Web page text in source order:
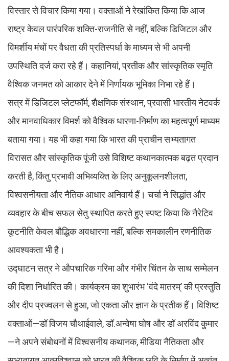
विस्तार से विचार किया गया। वक्ताओं ने रेखांकित किया कि आज
राष्ट्र केवल पारंपरिक शक्ति-राजनीति से नहीं, बल्कि डिजिटल और
विमर्शीय मंचों पर वैधता की प्रतिस्पर्धा के माध्यम से भी अपनी
उपस्थिति दर्ज करा रहे हैं। कहानियां, प्रतीक और सांस्कृतिक स्मृति
वैश्विक जनमत को आकार देने में निर्णायक भूमिका निभा रहे हैं।
सत्र में डिजिटल प्लेटफॉर्म, शैक्षणिक संस्थान, प्रवासी भारतीय नेटवर्क
और मानवाधिकार विमर्श को वैश्विक धारणा-निर्माण का महत्वपूर्ण माध्यम
बताया गया। यह भी कहा गया कि भारत की प्राचीन सभ्यतागत
विरासत और सांस्कृतिक पूंजी उसे विशिष्ट कथानकात्मक बढ़त प्रदान
करती है, किंतु प्रभावी अभिव्यक्ति के लिए अनुकूलनशीलता,
विश्वसनीयता और नैतिक आधार अनिवार्य हैं। चर्चा ने सिद्धांत और
व्यवहार के बीच सफल सेतु स्थापित करते हुए स्पष्ट किया कि नैरेटिव
कूटनीति केवल बौद्धिक अवधारणा नहीं, बल्कि समकालीन रणनीतिक
आवश्यकता भी है।
उद्घाटन सत्र ने औपचारिक गरिमा और गंभीर चिंतन के साथ सम्मेलन
की दिशा निर्धारित की। कार्यक्रम का शुभारंभ ‘वंदे मातरम्’ की प्रस्तुति
और दीप प्रज्वलन से हुआ, जो एकता और ज्ञान के प्रतीक हैं। विशिष्ट
वक्ताओं—डॉ विजय चौथाईवाले, डॉ.अन्वेषा घोष और डॉ अरविंद कुमार
—ने अपने संबोधनों में विश्वसनीय कथानक, मीडिया नैतिकता और